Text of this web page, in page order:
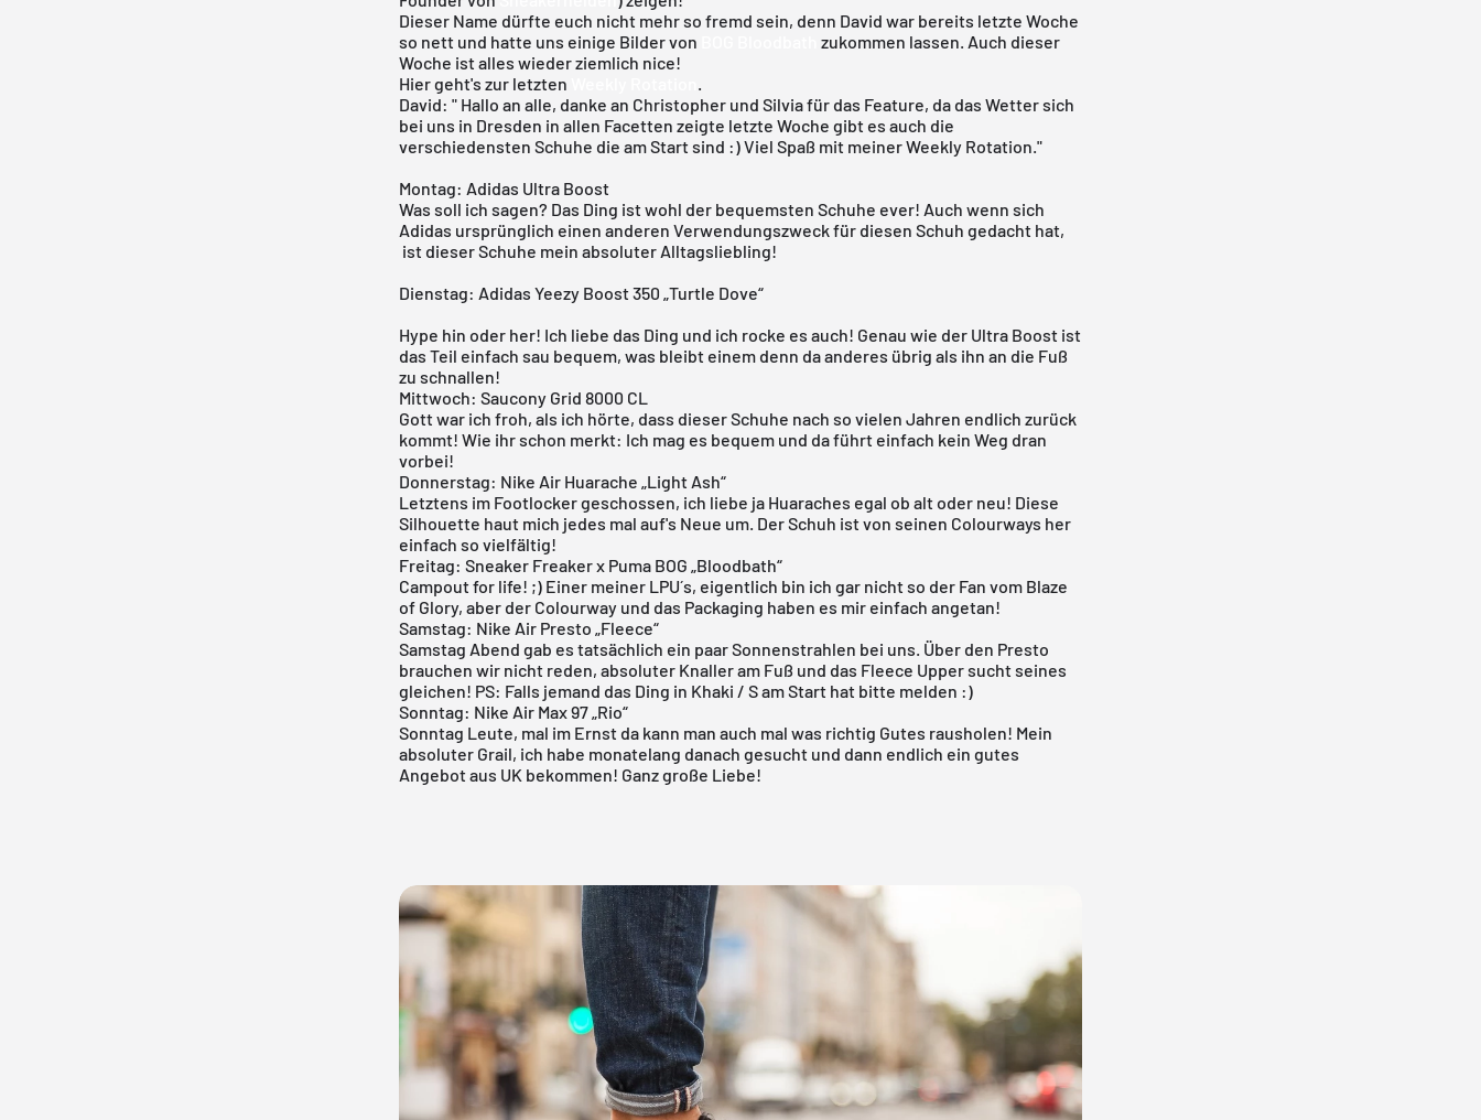
Dieser Name dürfte euch nicht mehr so fremd sein, denn David war bereits letzte Woche
so nett und hatte uns einige Bilder von
zukommen lassen. Auch dieser
Woche ist alles wieder ziemlich nice!
Hier geht's zur letzten
.
David: " Hallo an alle, danke an Christopher und Silvia für das Feature, da das Wetter sich
bei uns in Dresden in allen Facetten zeigte letzte Woche gibt es auch die
verschiedensten Schuhe die am Start sind :) Viel Spaß mit meiner Weekly Rotation."
Montag: Adidas Ultra Boost
Was soll ich sagen? Das Ding ist wohl der bequemsten Schuhe ever! Auch wenn sich
Adidas ursprünglich einen anderen Verwendungszweck für diesen Schuh gedacht hat,
ist dieser Schuhe mein absoluter Alltagsliebling!
Dienstag: Adidas Yeezy Boost 350 „Turtle Dove“
Hype hin oder her! Ich liebe das Ding und ich rocke es auch! Genau wie der Ultra Boost ist
das Teil einfach sau bequem, was bleibt einem denn da anderes übrig als ihn an die Fuß
zu schnallen!
Mittwoch: Saucony Grid 8000 CL
Gott war ich froh, als ich hörte, dass dieser Schuhe nach so vielen Jahren endlich zurück
kommt! Wie ihr schon merkt: Ich mag es bequem und da führt einfach kein Weg dran
vorbei!
Donnerstag: Nike Air Huarache „Light Ash“
Letztens im Footlocker geschossen, ich liebe ja Huaraches egal ob alt oder neu! Diese
Silhouette haut mich jedes mal auf's Neue um. Der Schuh ist von seinen Colourways her
einfach so vielfältig!
Freitag: Sneaker Freaker x Puma BOG „Bloodbath“
Campout for life! ;) Einer meiner LPU´s, eigentlich bin ich gar nicht so der Fan vom Blaze
of Glory, aber der Colourway und das Packaging haben es mir einfach angetan!
Samstag: Nike Air Presto „Fleece“
Samstag Abend gab es tatsächlich ein paar Sonnenstrahlen bei uns. Über den Presto
brauchen wir nicht reden, absoluter Knaller am Fuß und das Fleece Upper sucht seines
gleichen! PS: Falls jemand das Ding in Khaki / S am Start hat bitte melden :)
Sonntag: Nike Air Max 97 „Rio“
Sonntag Leute, mal im Ernst da kann man auch mal was richtig Gutes rausholen! Mein
absoluter Grail, ich habe monatelang danach gesucht und dann endlich ein gutes
Angebot aus UK bekommen! Ganz große Liebe!